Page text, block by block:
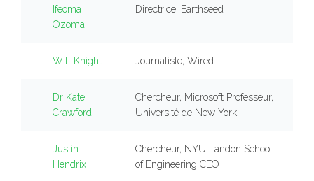
Ifeoma
Ozoma
Directrice, Earthseed
Will Knight Journaliste, Wired
Dr Kate
Crawford
Chercheur, Microsoft Professeur,
Université de New York
Justin
Hendrix
Chercheur, NYU Tandon School
of Engineering CEO